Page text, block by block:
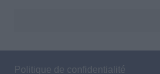
Politique de confidentialité